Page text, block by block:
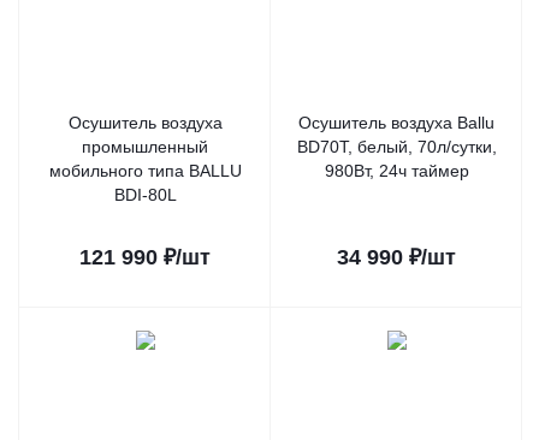
Осушитель воздуха
промышленный
мобильного типа BALLU
BDI-80L
121 990 ₽/шт
Осушитель воздуха Ballu
BD70T, белый, 70л/сутки,
980Вт, 24ч таймер
34 990 ₽/шт